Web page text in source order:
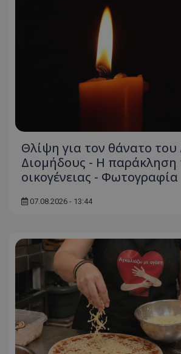
Θλίψη για τον θάνατο
Διομήδους - Η παράκληση
οικογένειας - Φωτογραφία
07.08.2026 - 13:44